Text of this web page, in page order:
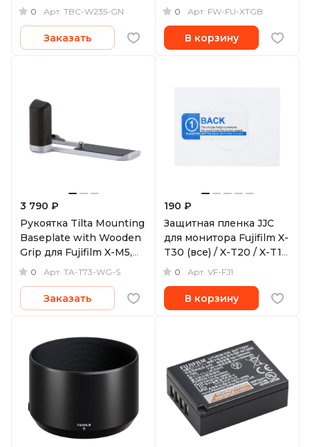
0 Арт. TBC-W235-GN
Заказать
с башмаком, черный
0 Арт. FW-FU-XTGB
В корзину
3 790 ₽
Рукоятка Tilta Mounting
Baseplate with Wooden
Grip для Fujifilm X-M5,
серебристая
0 Арт. TA-T73-WG-S
Заказать
190 ₽
Защитная пленка JJC
для монитора Fujifilm X-
T30 (все) / X-T20 / X-T10
/ X-T100
0 Арт. VF-FJ1
В корзину